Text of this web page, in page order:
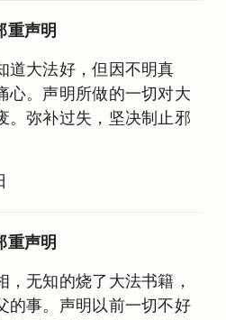
重声明
道大法好，但因不明真
心。声明所做的一切对大
。弥补过失，坚决制止邪
重声明
，无知的烧了大法书籍，
的事。声明以前一切不好